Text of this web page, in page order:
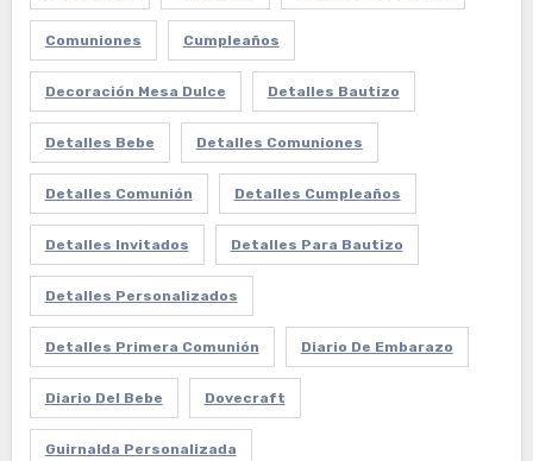
Comuniones Cumpleaños
Decoración Mesa Dulce Detalles Bautizo
Detalles Bebe Detalles Comuniones
Detalles Comunión Detalles Cumpleaños
Detalles Invitados Detalles Para Bautizo
Detalles Personalizados
Detalles Primera Comunión Diario De Embarazo
Diario Del Bebe Dovecraft
Guirnalda Personalizada